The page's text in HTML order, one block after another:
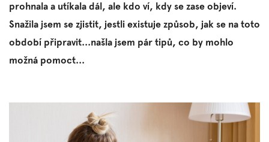
Doplňky
Dárkové
balení
prohnala a utíkala dál, ale kdo ví, kdy se zase objeví.
Snažila jsem se zjistit, jestli existuje způsob, jak se na toto
období připravit...našla jsem pár tipů, co by mohlo
možná pomoct...